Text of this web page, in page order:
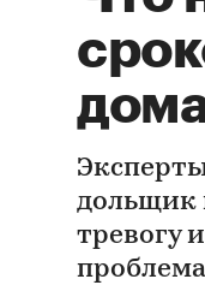
дольщик
тревогу